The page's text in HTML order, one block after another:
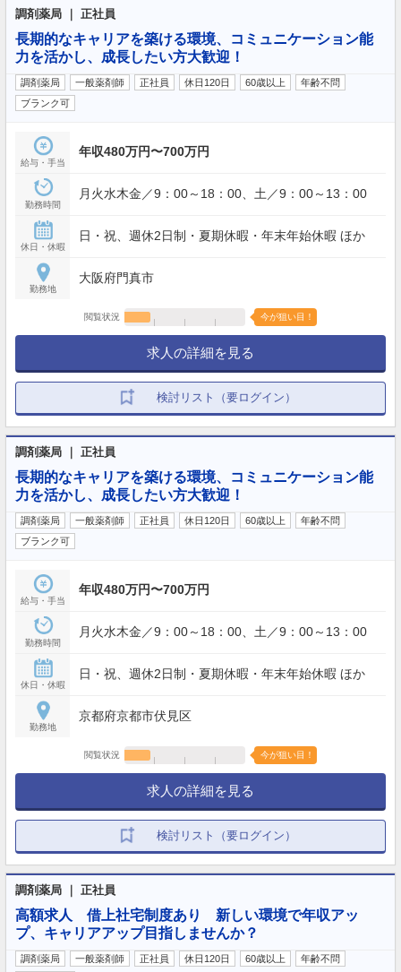
調剤薬局 ｜ 正社員
長期的なキャリアを築ける環境、コミュニケーション能
力を活かし、成長したい方大歓迎！
調剤薬局 一般薬剤師 正社員 休日120日 60歳以上
年齢不問
ブランク可
給与・手当
年収480万円〜700万円
勤務時間
月火水木金／9：00～18：00、土／9：00～13：00
休日・休暇
日・祝、週休2日制・夏期休暇・年末年始休暇 ほか
勤務地
大阪府門真市
閲覧状況 今が狙い目！
求人の詳細を見る
検討リスト（要ログイン）
調剤薬局 ｜ 正社員
長期的なキャリアを築ける環境、コミュニケーション能
力を活かし、成長したい方大歓迎！
調剤薬局 一般薬剤師 正社員 休日120日 60歳以上
年齢不問
ブランク可
給与・手当
年収480万円〜700万円
勤務時間
月火水木金／9：00～18：00、土／9：00～13：00
休日・休暇
日・祝、週休2日制・夏期休暇・年末年始休暇 ほか
勤務地
京都府京都市伏見区
閲覧状況 今が狙い目！
求人の詳細を見る
検討リスト（要ログイン）
調剤薬局 ｜ 正社員
高額求人 借上社宅制度あり 新しい環境で年収アッ
プ、キャリアアップ目指しませんか？
調剤薬局 一般薬剤師 正社員 休日120日 60歳以上
年齢不問